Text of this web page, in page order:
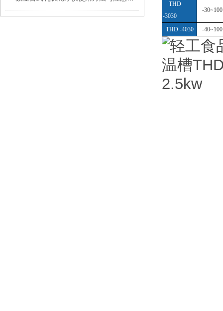
THD
-3030
-30~100
THD -4030 -40~100